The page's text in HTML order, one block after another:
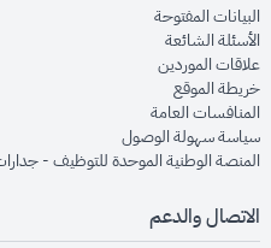
البيانات المفتوحةopens in new window
الأسئلة الشائعةopens in new window
علاقات الموردينopens in new window
خريطة الموقعopens in new window
المنافسات العامةopens in new window
سياسة سهولة الوصولin new window
المنصة الوطنية الموحدة للتوظيف -
الاتصال والدعم